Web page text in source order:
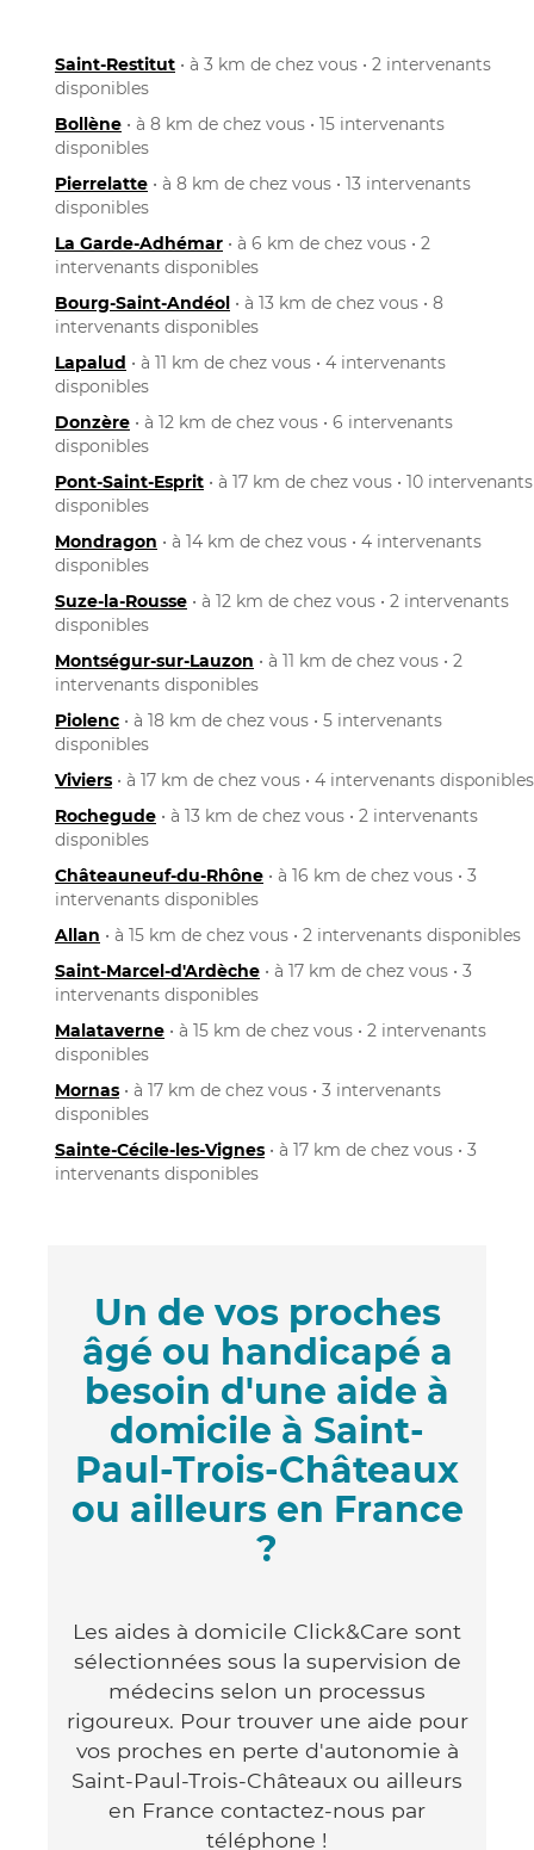
Saint-Restitut • à 3 km de chez vous • 2 intervenants
disponibles
Bollène • à 8 km de chez vous • 15 intervenants
disponibles
Pierrelatte • à 8 km de chez vous • 13 intervenants
disponibles
La Garde-Adhémar • à 6 km de chez vous • 2
intervenants disponibles
Bourg-Saint-Andéol • à 13 km de chez vous • 8
intervenants disponibles
Lapalud • à 11 km de chez vous • 4 intervenants
disponibles
Donzère • à 12 km de chez vous • 6 intervenants
disponibles
Pont-Saint-Esprit • à 17 km de chez vous • 10 intervenants
disponibles
Mondragon • à 14 km de chez vous • 4 intervenants
disponibles
Suze-la-Rousse • à 12 km de chez vous • 2 intervenants
disponibles
Montségur-sur-Lauzon • à 11 km de chez vous • 2
intervenants disponibles
Piolenc • à 18 km de chez vous • 5 intervenants
disponibles
Viviers • à 17 km de chez vous • 4 intervenants disponibles
Rochegude • à 13 km de chez vous • 2 intervenants
disponibles
Châteauneuf-du-Rhône • à 16 km de chez vous • 3
intervenants disponibles
Allan • à 15 km de chez vous • 2 intervenants disponibles
Saint-Marcel-d'Ardèche • à 17 km de chez vous • 3
intervenants disponibles
Malataverne • à 15 km de chez vous • 2 intervenants
disponibles
Mornas • à 17 km de chez vous • 3 intervenants
disponibles
Sainte-Cécile-les-Vignes • à 17 km de chez vous • 3
intervenants disponibles
Un de vos proches
âgé ou handicapé a
besoin d'une aide à
domicile à Saint-
Paul-Trois-Châteaux
ou ailleurs en France
?
Les aides à domicile Click&Care sont
sélectionnées sous la supervision de
médecins selon un processus
rigoureux. Pour trouver une aide pour
vos proches en perte d'autonomie à
Saint-Paul-Trois-Châteaux ou ailleurs
en France contactez-nous par
téléphone !